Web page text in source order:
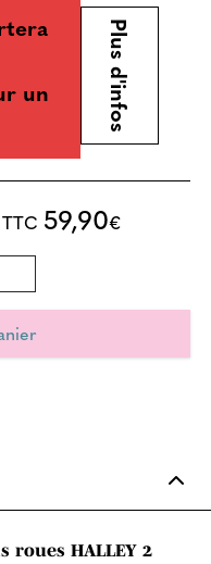
un
Plus d'infos
59,90€
HALLEY 2